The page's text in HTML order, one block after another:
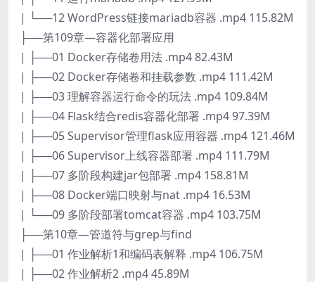
| └──12 WordPress链接mariadb容器 .mp4 115.82M
├──第109章—容器化部署应用
| ├──01 Docker存储卷用法 .mp4 82.43M
| ├──02 Docker存储卷和挂载参数 .mp4 111.42M
| ├──03 理解容器运行命令的玩法 .mp4 109.84M
| ├──04 Flask结合redis容器化部署 .mp4 97.39M
| ├──05 Supervisor管理flask应用容器 .mp4 121.46M
| ├──06 Supervisor上线容器部署 .mp4 111.79M
| ├──07 多阶段构建jar包部署 .mp4 158.81M
| ├──08 Docker端口映射与nat .mp4 16.53M
| └──09 多阶段部署tomcat容器 .mp4 103.75M
├──第10章—管道符与grep与find
| ├──01 作业解析1和编码表解释 .mp4 106.75M
| ├──02 作业解析2 .mp4 45.89M